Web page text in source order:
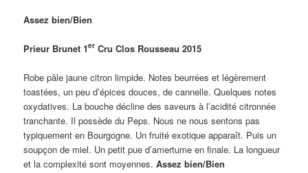
Assez bien/Bien
Prieur Brunet 1er Cru Clos Rousseau 2015
Robe pâle jaune citron limpide. Notes beurrées et légèrement
toastées, un peu d’épices douces, de cannelle. Quelques notes
oxydatives. La bouche décline des saveurs à l’acidité citronnée
tranchante. Il possède du Peps. Nous ne nous sentons pas
typiquement en Bourgogne. Un fruité exotique apparaît. Puis un
soupçon de miel. Un petit pue d’amertume en finale. La longueur
et la complexité sont moyennes.Assez bien/Bien